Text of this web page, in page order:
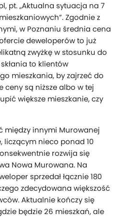
pt. „Aktualna sytuacja na 7
Zgodnie z
w Poznaniu średnia cena
deweloperów to już
zwyżkę w stosunku do
to klientów
mieszkania, by zajrzeć do
ceny są niższe albo w tej
większe mieszkanie, czy
między innymi Murowanej
liczącym nieco ponad 10
rozwija się
Nowa Murowana. Na
sprzedał łącznie 180
zdecydowana większość
Aktualnie kończy się
będzie 26 mieszkań, ale